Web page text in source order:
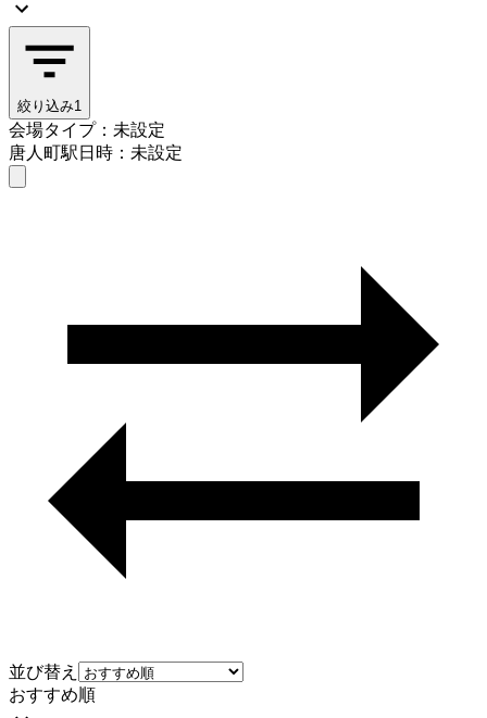
絞り込み1
会場タイプ：未設定
唐人町駅日時：未設定
並び替え
おすすめ順